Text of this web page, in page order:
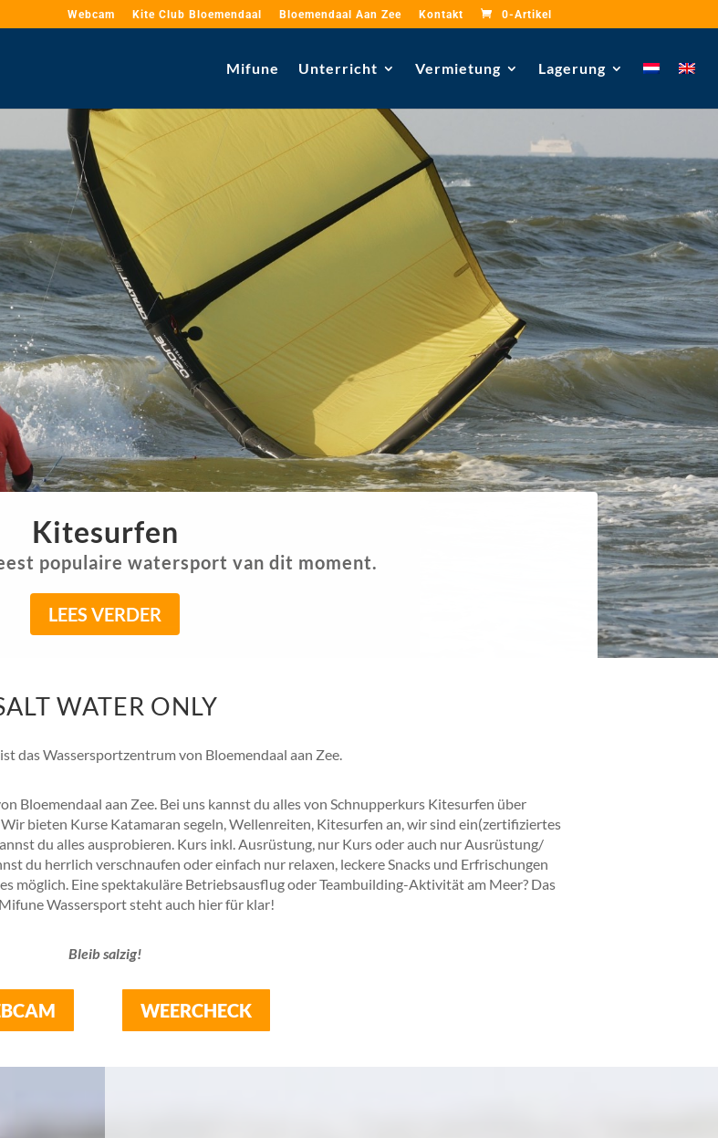
Webcam Kite Club Bloemendaal Bloemendaal Aan Zee Kontakt 0-Artikel
Mifune Unterricht Vermietung Lagerung
Golfsurfen
van het surfen op de perfecte golf.
LEES VERDER
WATER ONLY
das Wassersportzentrum von Bloemendaal aan Zee.
Bloemendaal aan Zee. Bei uns kannst du alles von Schnupperkurs Kitesurfen über
bieten Kurse Katamaran segeln, Wellenreiten, Kitesurfen an, wir sind ein(zertifiziertes
du alles ausprobieren. Kurs inkl. Ausrüstung, nur Kurs oder auch nur Ausrüstung/
du herrlich verschnaufen oder einfach nur relaxen, leckere Snacks und Erfrischungen
möglich. Eine spektakuläre Betriebsausflug oder Teambuilding-Aktivität am Meer? Das
Wassersport steht auch hier für klar!
Bleib salzig!
WEERCHECK